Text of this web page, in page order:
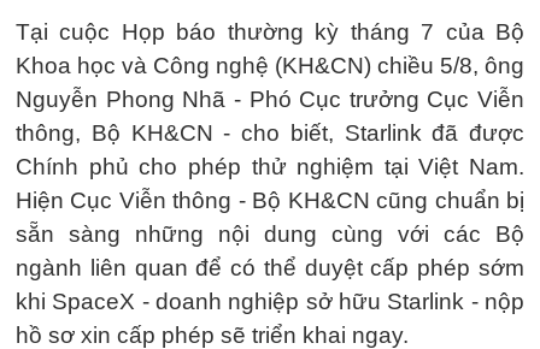
Tại cuộc Họp báo thường kỳ tháng 7 của Bộ
Khoa học và Công nghệ (KH&CN) chiều 5/8, ông
Nguyễn Phong Nhã - Phó Cục trưởng Cục Viễn
thông, Bộ KH&CN - cho biết, Starlink đã được
Chính phủ cho phép thử nghiệm tại Việt Nam.
Hiện Cục Viễn thông - Bộ KH&CN cũng chuẩn bị
sẵn sàng những nội dung cùng với các Bộ
ngành liên quan để có thể duyệt cấp phép sớm
khi SpaceX - doanh nghiệp sở hữu Starlink - nộp
hồ sơ xin cấp phép sẽ triển khai ngay.